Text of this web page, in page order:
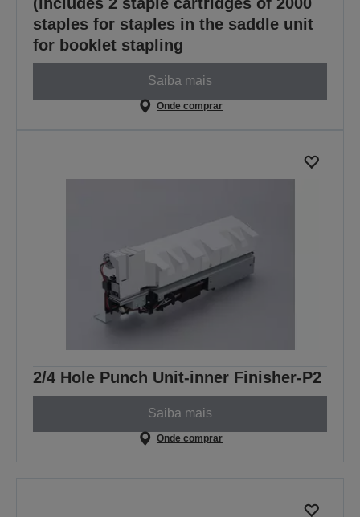
staples for staples in the saddle unit
for booklet stapling
Saiba mais
Onde comprar
2/4 Hole Punch Unit-inner Finisher-P2
Saiba mais
Onde comprar